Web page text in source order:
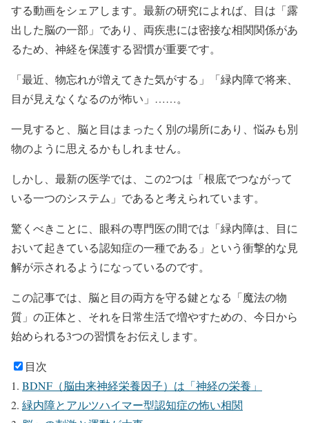
する動画をシェアします。最新の研究によれば、目は「露
出した脳の一部」であり、両疾患には密接な相関関係があ
るため、神経を保護する習慣が重要です。
「最近、物忘れが増えてきた気がする」「緑内障で将来、
目が見えなくなるのが怖い」……。
一見すると、脳と目はまったく別の場所にあり、悩みも別
物のように思えるかもしれません。
しかし、最新の医学では、この2つは「根底でつながって
いる一つのシステム」であると考えられています。
驚くべきことに、眼科の専門医の間では「緑内障は、目に
おいて起きている認知症の一種である」という衝撃的な見
解が示されるようになっているのです。
この記事では、脳と目の両方を守る鍵となる「魔法の物
質」の正体と、それを日常生活で増やすための、今日から
始められる3つの習慣をお伝えします。
目次
BDNF（脳由来神経栄養因子）は「神経の栄養」
緑内障とアルツハイマー型認知症の怖い相関